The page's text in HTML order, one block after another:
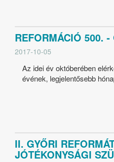
REFORMÁCIÓ 500.
2017-10-05
Az idei év októberében
évének, legjelentősebb
II. GYŐRI
JÓTÉKONYSÁGI